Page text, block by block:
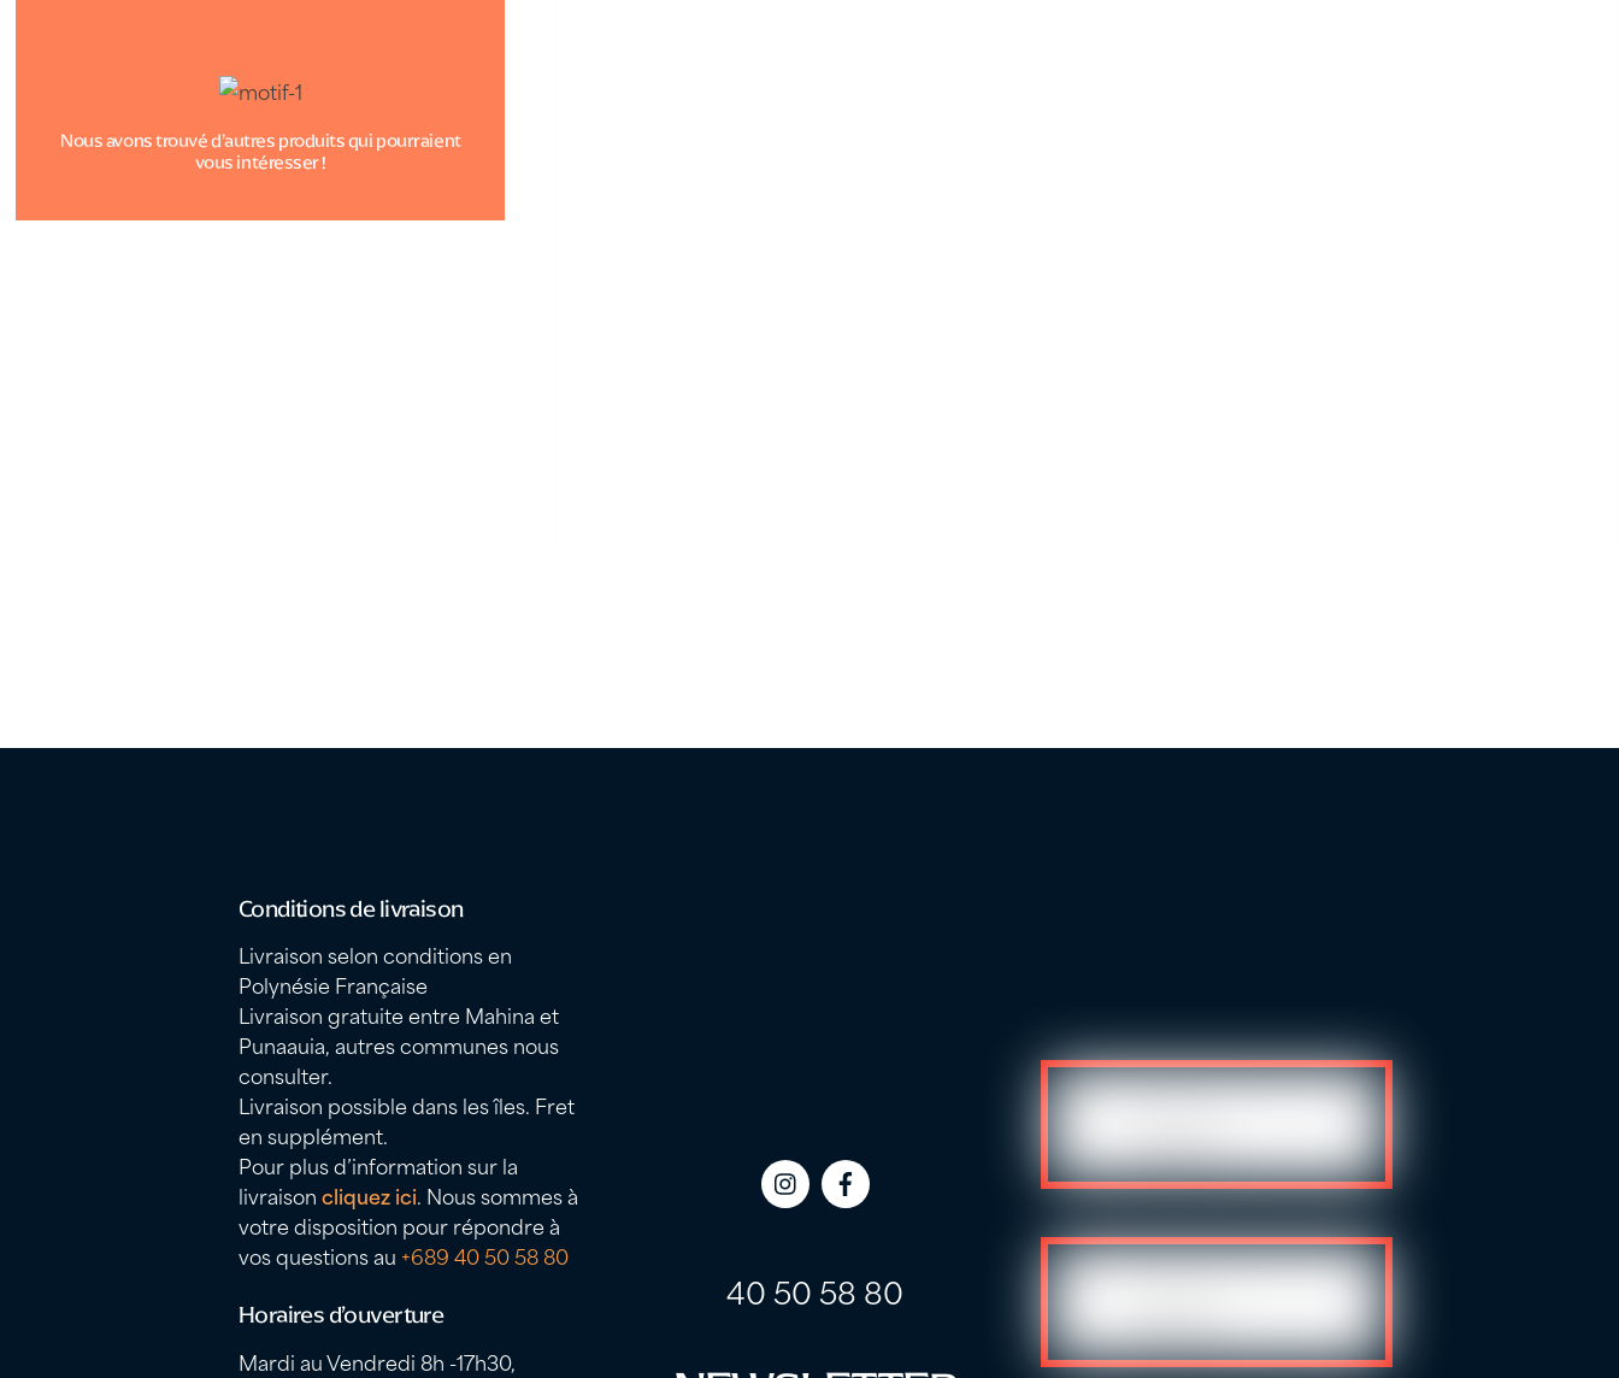
Nous avons trouvé d’autres produits qui pourraient
vous intéresser !
Conditions de livraison
Livraison selon conditions en
Polynésie Française
Livraison gratuite entre Mahina et
Punaauia, autres communes nous
consulter.
Livraison possible dans les îles. Fret
en supplément.
Pour plus d’information sur la
livraisoncliquez ici. Nous sommes à
votre disposition pour répondre à
vos questions au +689 40 50 58 80
Horaires d’ouverture
Mardi au Vendredi 8h -17h30,
Icon
Icon
40 50 58 80